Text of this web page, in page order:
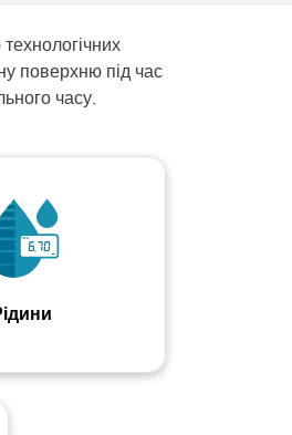
поверхню під час
часу.